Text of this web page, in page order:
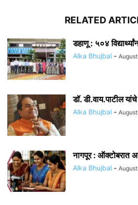
RELATED
डहाणू : ५०४
Alka Bhujbal -
डॉ. डी.वाय.पाटील
Alka Bhujbal -
नागपूर : ऑक्टोबरात
Alka Bhujbal -